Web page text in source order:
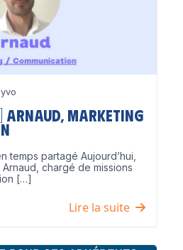
Arnaud, Marketing
temps partagé Aujourd’hui,
chargé de missions
[…]
Lire la suite